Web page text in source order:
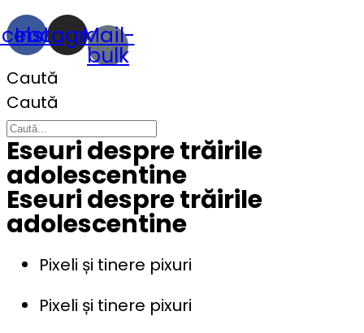
Instagram
Mail-
bulk
Caută
Caută
Eseuri despre trăirile
adolescentine
Eseuri despre trăirile
adolescentine
Pixeli și tinere pixuri
Pixeli și tinere pixuri